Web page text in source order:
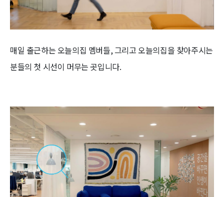
매일 출근하는 오늘의집 멤버들, 그리고 오늘의집을 찾아주시는
분들의 첫 시선이 머무는 곳입니다.